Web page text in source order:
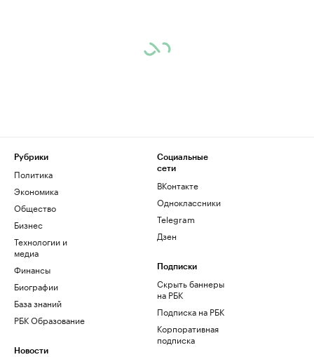
Рубрики
Политика
Экономика
Общество
Бизнес
Технологии и
медиа
Финансы
Биографии
База знаний
РБК Образование
Новости
Социальные
сети
ВКонтакте
Одноклассники
Telegram
Дзен
Подписки
Скрыть баннеры
на РБК
Подписка на РБК
Корпоративная
подписка